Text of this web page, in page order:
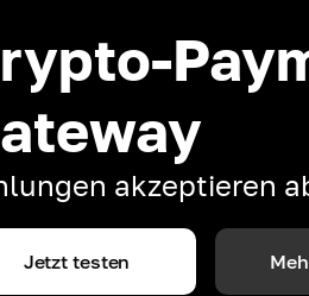
akzeptieren
Jetzt testen